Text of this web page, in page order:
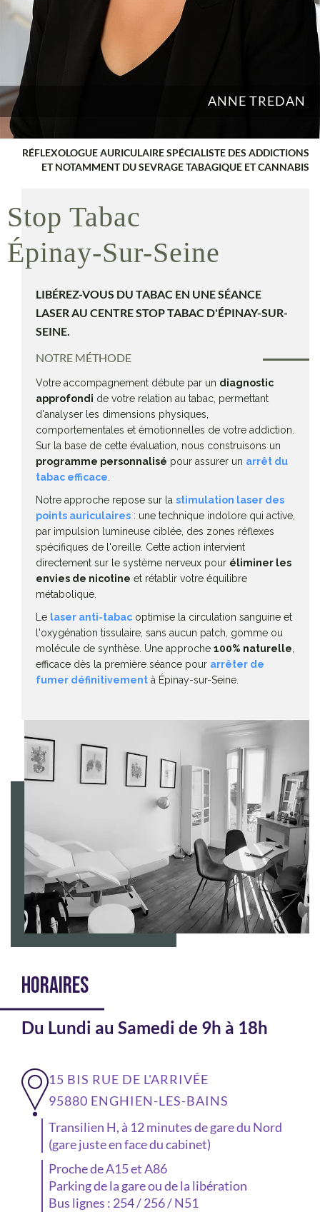
Stop Tabac
Épinay-Sur-Seine
LIBÉREZ-VOUS DU TABAC EN UNE SÉANCE
LASER AU CENTRE STOP TABAC D'ÉPINAY-SUR-
SEINE.
NOTRE MÉTHODE
Votre accompagnement débute par un diagnostic
approfondi de votre relation au tabac, permettant
d'analyser les dimensions physiques,
comportementales et émotionnelles de votre addiction.
Sur la base de cette évaluation, nous construisons un
programme personnalisé pour assurer un arrêt du
tabac efficace
Notre approche repose sur la stimulation laser des
points auriculaires : une technique indolore qui active,
par impulsion lumineuse ciblée, des zones réflexes
spécifiques de l'oreille. Cette action intervient
directement sur le système nerveux pour éliminer les
envies de nicotine et rétablir votre équilibre
métabolique.
Le laser anti-tabac optimise la circulation sanguine et
l'oxygénation tissulaire, sans aucun patch, gomme ou
molécule de synthèse. Une approche 100% naturelle
efficace dès la première séance pour arrêter de
fumer définitivement à Épinay-sur-Seine.
ANNE TREDAN
RÉFLEXOLOGUE AURICULAIRE SPÉCIALISTE DES ADDICTIONS
ET NOTAMMENT DU SEVRAGE TABAGIQUE ET CANNABIS
HORAIRES
Du Lundi au Samedi de 9h à 18h
15 BIS RUE DE L'ARRIVÉE
95880 ENGHIEN-LES-BAINS
Transilien H, à 12 minutes de gare du Nord
(gare juste en face du cabinet)
Proche de A15 et A86
Parking de la gare ou de la libération
Bus lignes : 254 / 256 / N51